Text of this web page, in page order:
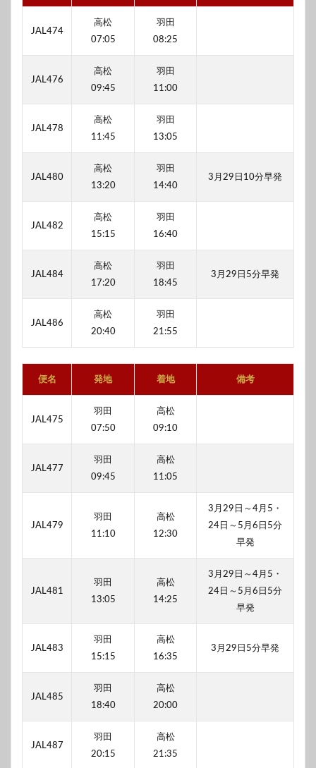
JAL474
高松
07:05
羽田
08:25
JAL476
高松
09:45
羽田
11:00
JAL478
高松
11:45
羽田
13:05
JAL480
高松
13:20
羽田
14:40
3月29日10分早発
JAL482
高松
15:15
羽田
16:40
JAL484
高松
17:20
羽田
18:45
3月29日5分早発
JAL486
高松
20:40
羽田
21:55
便名 発地 着地 備考
JAL475
羽田
07:50
高松
09:10
JAL477
羽田
09:45
高松
11:05
JAL479
羽田
11:10
高松
12:30
3月29日～4月5・
24日～5月6日5分
早発
JAL481
羽田
13:05
高松
14:25
3月29日～4月5・
24日～5月6日5分
早発
JAL483
羽田
15:15
高松
16:35
3月29日5分早発
JAL485
羽田
18:40
高松
20:00
JAL487
羽田
20:15
高松
21:35